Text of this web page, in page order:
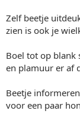
Zelf beetje
zien is ook je
Boel tot op blank
en plamuur er af
Beetje
voor een paar